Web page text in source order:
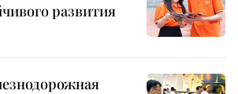
развития